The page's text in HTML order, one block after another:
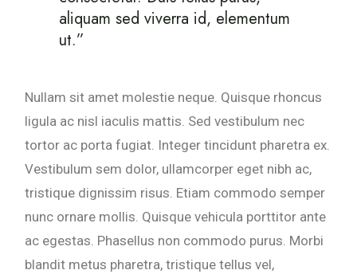
aliquam sed viverra id, elementum
ut.”
Nullam sit amet molestie neque. Quisque rhoncus
ligula ac nisl iaculis mattis. Sed vestibulum nec
tortor ac porta fugiat. Integer tincidunt pharetra ex.
Vestibulum sem dolor, ullamcorper eget nibh ac,
tristique dignissim risus. Etiam commodo semper
nunc ornare mollis. Quisque vehicula porttitor ante
ac egestas. Phasellus non commodo purus. Morbi
blandit metus pharetra, tristique tellus vel,